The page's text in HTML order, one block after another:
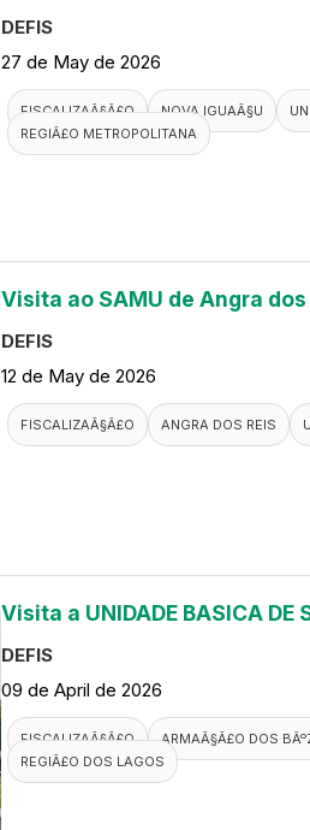
DEFIS
27 de May de 2026
FISCALIZAÃ§Ã£O NOVA IGUAÃ§U
REGIÃ£O METROPOLITANA
Visita ao SAMU de Angra dos
DEFIS
12 de May de 2026
FISCALIZAÃ§Ã£O ANGRA DOS REIS
Visita a UNIDADE BASICA DE
DEFIS
09 de April de 2026
FISCALIZAÃ§Ã£O ARMAÃ§Ã£O DOS
REGIÃ£O DOS LAGOS